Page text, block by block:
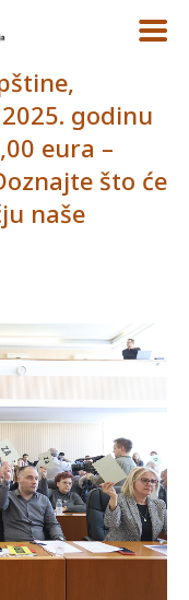
godinu
eura –
što će
naše